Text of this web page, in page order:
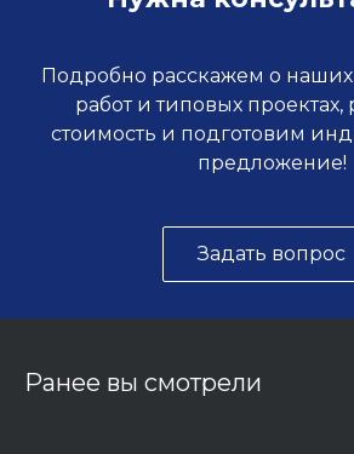
Подробно расскажем о наших
работ и типовых проектах,
стоимость и подготовим
предложение!
Задать вопрос
Ранее вы смотрели